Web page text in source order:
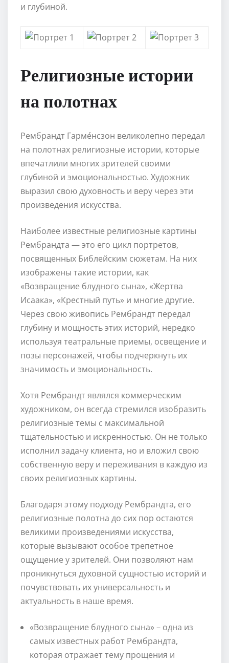
и глубиной.
Религиозные истории
на полотнах
Рембрандт Гарме́нсзон великолепно передал
на полотнах религиозные истории, которые
впечатлили многих зрителей своими
глубиной и эмоциональностью. Художник
выразил свою духовность и веру через эти
произведения искусства.
Наиболее известные религиозные картины
Рембрандта — это его цикл портретов,
посвященных Библейским сюжетам. На них
изображены такие истории, как
«Возвращение блудного сына», «Жертва
Исаака», «Крестный путь» и многие другие.
Через свою живопись Рембрандт передал
глубину и мощность этих историй, нередко
используя театральные приемы, освещение и
позы персонажей, чтобы подчеркнуть их
значимость и эмоциональность.
Хотя Рембрандт являлся коммерческим
художником, он всегда стремился изобразить
религиозные темы с максимальной
тщательностью и искренностью. Он не только
исполнил задачу клиента, но и вложил свою
собственную веру и переживания в каждую из
своих религиозных картины.
Благодаря этому подходу Рембрандта, его
религиозные полотна до сих пор остаются
великими произведениями искусства,
которые вызывают особое трепетное
ощущение у зрителей. Они позволяют нам
проникнуться духовной сущностью историй и
почувствовать их универсальность и
актуальность в наше время.
«Возвращение блудного сына» – одна из
самых известных работ Рембрандта,
которая отражает тему прощения и